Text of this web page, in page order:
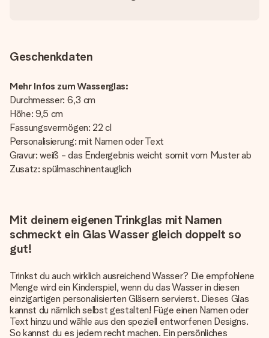
Geschenkdaten
Mehr Infos zum Wasserglas:
Durchmesser: 6,3 cm
Höhe: 9,5 cm
Fassungsvermögen: 22 cl
Personalisierung: mit Namen oder Text
Gravur: weiß - das Endergebnis weicht somit vom Muster ab
Zusatz: spülmaschinentauglich
Mit deinem eigenen Trinkglas mit Namen
schmeckt ein Glas Wasser gleich doppelt so
gut!
Trinkst du auch wirklich ausreichend Wasser? Die empfohlene
Menge wird ein Kinderspiel, wenn du das Wasser in diesen
einzigartigen personalisierten Gläsern servierst. Dieses Glas
kannst du nämlich selbst gestalten! Füge einen Namen oder
Text hinzu und wähle aus den speziell entworfenen Designs.
So kannst du es jedem recht machen. Ein persönliches